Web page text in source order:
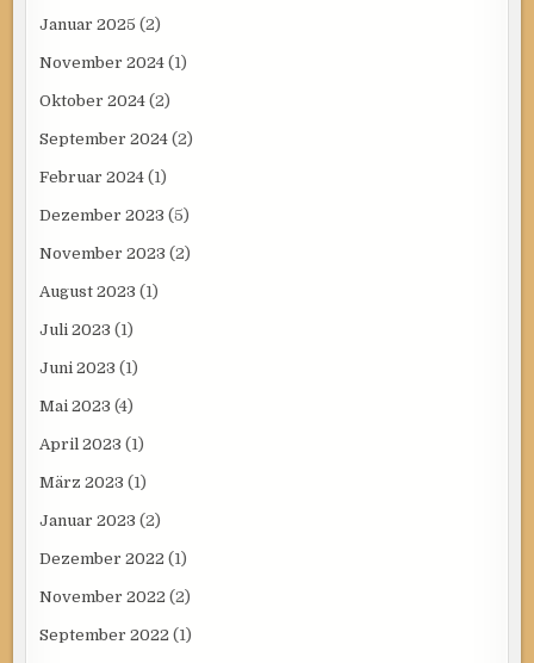
Januar 2025 (2)
November 2024 (1)
Oktober 2024 (2)
September 2024 (2)
Februar 2024 (1)
Dezember 2023 (5)
November 2023 (2)
August 2023 (1)
Juli 2023 (1)
Juni 2023 (1)
Mai 2023 (4)
April 2023 (1)
März 2023 (1)
Januar 2023 (2)
Dezember 2022 (1)
November 2022 (2)
September 2022 (1)